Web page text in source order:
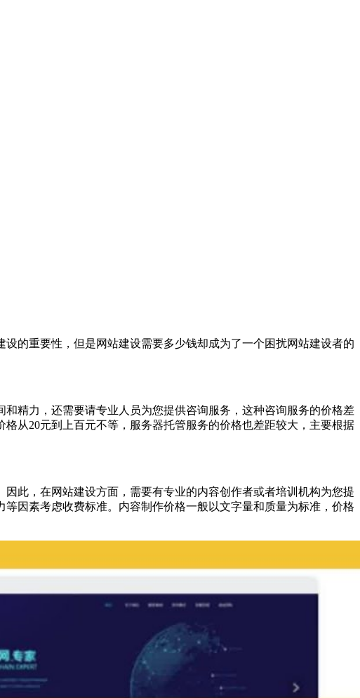
的重要性，但是网站建设需要多少钱却成为了一个困扰网站建设者的
精力，还需要请专业人员为您提供咨询服务，这种咨询服务的价格差
从20元到上百元不等，服务器托管服务的价格也差距较大，主要根据
此，在网站建设方面，需要有专业的内容创作者或者培训机构为您提
因素考虑收费标准。内容制作价格一般以文字量和质量为标准，价格